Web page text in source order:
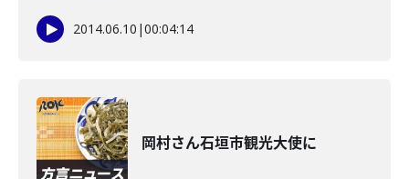
2014.06.10 |00:04:14
岡村さん石垣市観光大使に